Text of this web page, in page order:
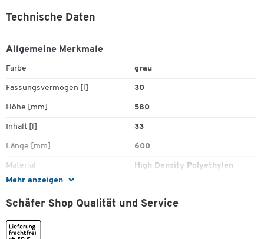
Mehr anzeigen
Technische Daten
Allgemeine Merkmale
Farbe grau
Fassungsvermögen [l] 30
Höhe [mm] 580
Inhalt [l] 33
Länge [mm] 600
Material
High Density Polyethylen
Materialstärke [µm] 6
Zugband
Schäfer Shop Qualität und Service